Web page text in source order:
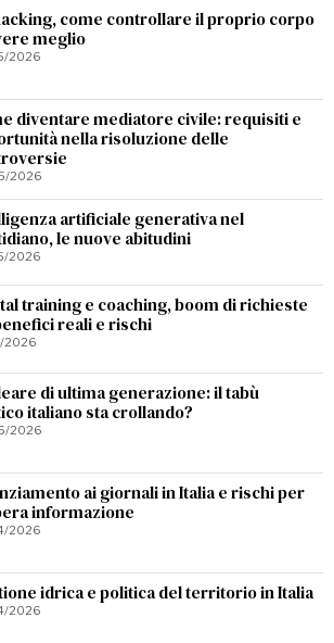
come controllare il proprio corpo
meglio
2026
diventare mediatore civile: requisiti e
nella risoluzione delle
2026
artificiale generativa nel
le nuove abitudini
2026
training e coaching, boom di richieste
reali e rischi
2026
di ultima generazione: il tabù
italiano sta crollando?
2026
ai giornali in Italia e rischi per
informazione
2026
idrica e politica del territorio in Italia
2026